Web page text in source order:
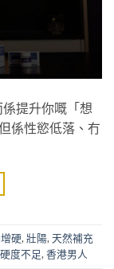
提升你嘅「想
係性慾低落、冇
硬,壯陽,天然補充
硬度不足,香港男人